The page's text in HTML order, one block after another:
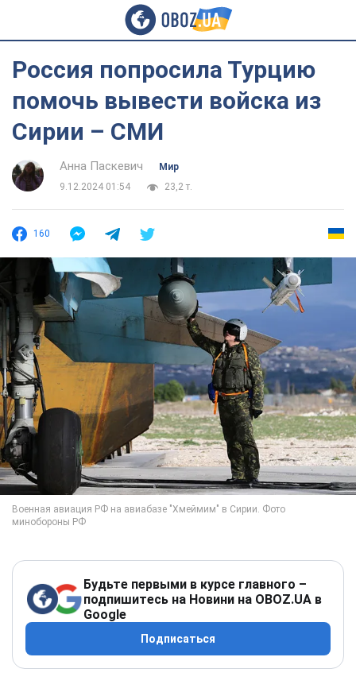
Россия попросила Турцию
помочь вывести войска из
Сирии – СМИ
Анна Паскевич
Мир
9.12.2024 01:54
23,2 т.
160
Будьте первыми в курсе главного –
подпишитесь на Новини на OBOZ.UA в
Google
Подписаться